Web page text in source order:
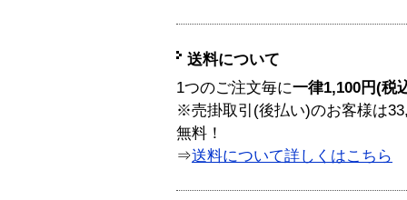
送料について
1つのご注文毎に一律1,100円(税
※売掛取引(後払い)のお客様は
無料！
⇒送料について詳しくはこちら